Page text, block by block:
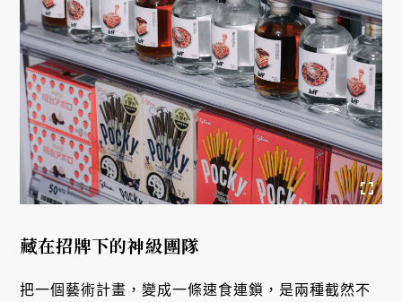
藏在招牌下的神級團隊
把一個藝術計畫，變成一條速食連鎖，是兩種截然不